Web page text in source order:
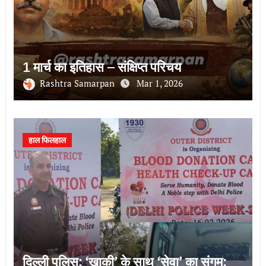
1 मार्च का इतिहास – संक्षिप्त परिचय
Rashtra Samarpan Mar 1, 2026
हाल फिलहाल
दिल्ली पुलिस: ‘खाकी’ के साथ ‘सेवा’ का संगम;